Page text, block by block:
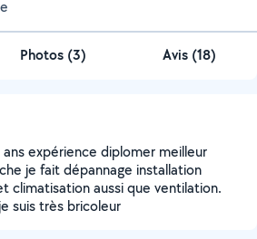
Photos (3) Avis (18)
expérience diplomer meilleur
je fait dépannage installation
climatisation aussi que ventilation.
suis très bricoleur